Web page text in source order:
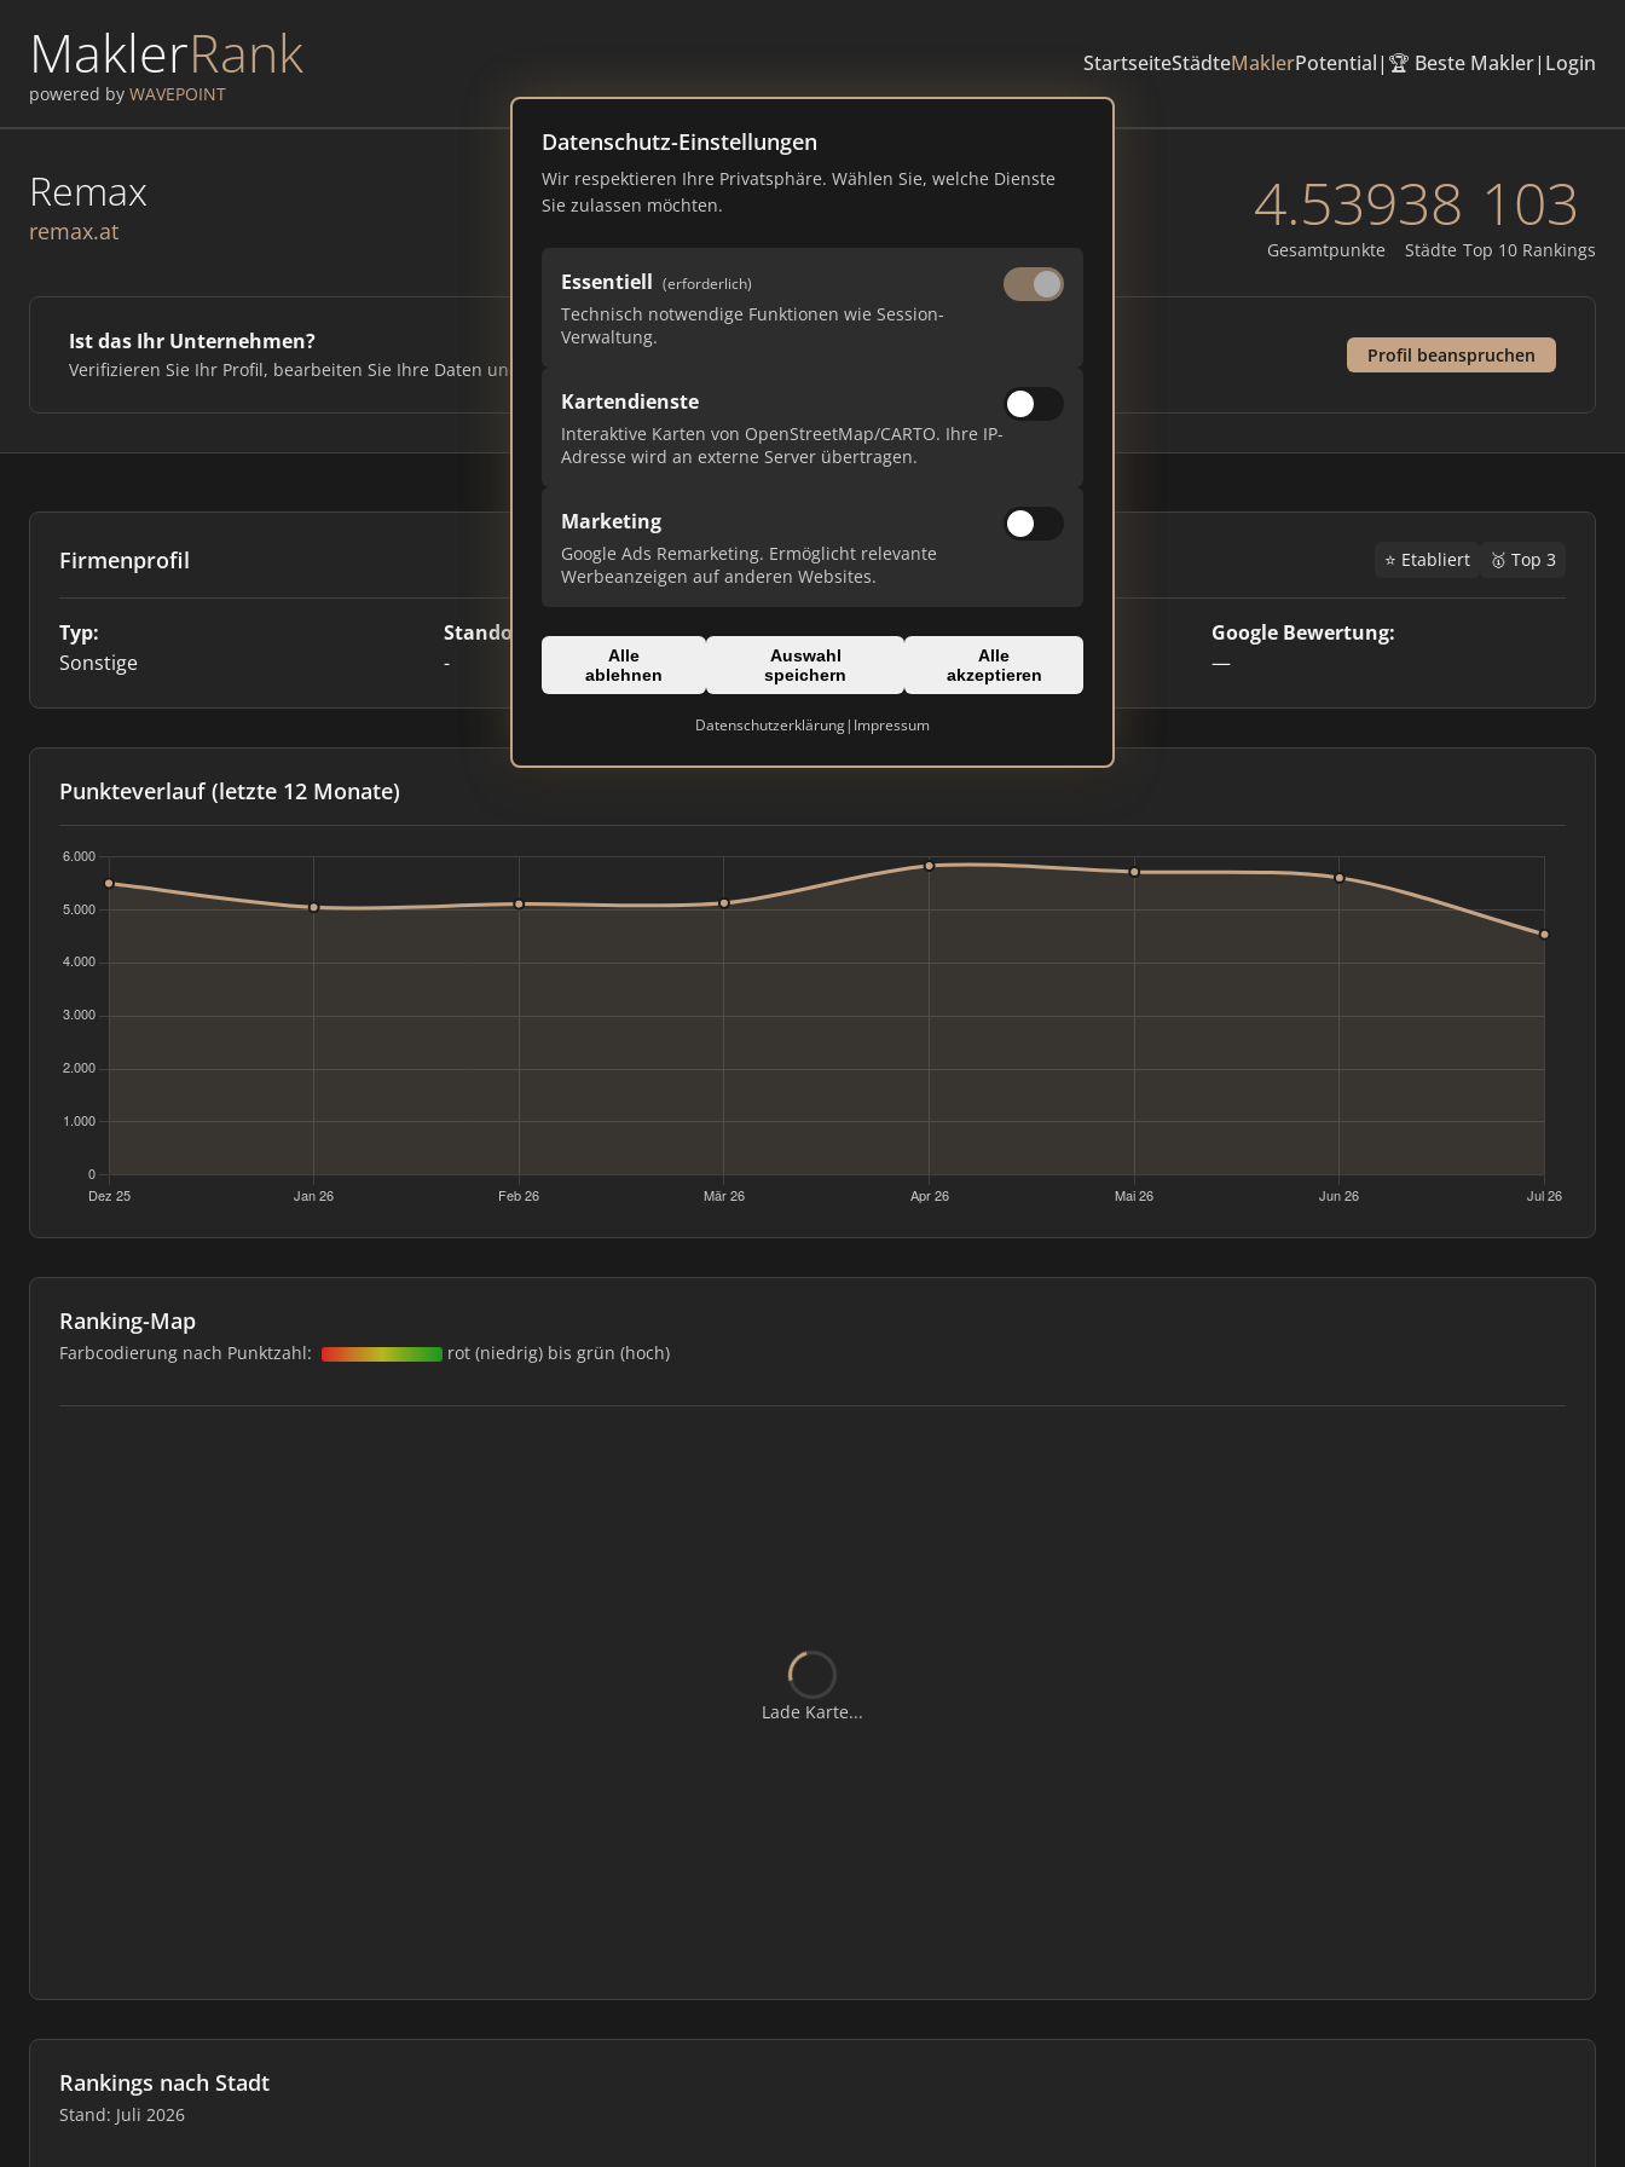
MaklerRank
powered by WAVEPOINT
StartseiteStädteMaklerPotential| 🏆 Beste Makler| Login
Datenschutz-Einstellungen
Wir respektieren Ihre Privatsphäre. Wählen Sie, welche Dienste
Sie zulassen möchten.
Essentiell (erforderlich)
Technisch notwendige Funktionen wie Session-
Verwaltung.
Kartendienste
Interaktive Karten von OpenStreetMap/CARTO. Ihre IP-
Adresse wird an externe Server übertragen.
Marketing
Google Ads Remarketing. Ermöglicht relevante
Werbeanzeigen auf anderen Websites.
Alle
ablehnen
Auswahl
speichern
Alle
akzeptieren
Datenschutzerklärung| Impressum
Remax
remax.at 4.539
Gesamtpunkte
38
Städte
103
Top 10 Rankings
Ist das Ihr Unternehmen?
Verifizieren Sie Ihr Profil, bearbeiten Sie Ihre Daten und erhalten Sie monatliche Ranking-Updates.
Profil beanspruchen
Firmenprofil ⭐ Etabliert 🥇 Top 3
Typ:
Sonstige
Standort:
-
Domain:
remax.at
Google Bewertung:
—
Punkteverlauf (letzte 12 Monate)
Ranking-Map
Farbcodierung nach Punktzahl: rot (niedrig) bis grün (hoch)
Lade Karte...
Rankings nach Stadt
Stand: Juli 2026